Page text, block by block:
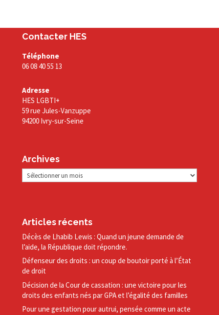
Contacter HES
Téléphone
06 08 40 55 13
Adresse
HES LGBTI+
59 rue Jules-Vanzuppe
94200 Ivry-sur-Seine
Archives
Archives
Articles récents
Décès de Lhabib Lewis : Quand un jeune demande de
l’aide, la République doit répondre.
Défenseur des droits : un coup de boutoir porté à l’État
de droit
Décision de la Cour de cassation : une victoire pour les
droits des enfants nés par GPA et l’égalité des familles
Pour une gestation pour autrui, pensée comme un acte